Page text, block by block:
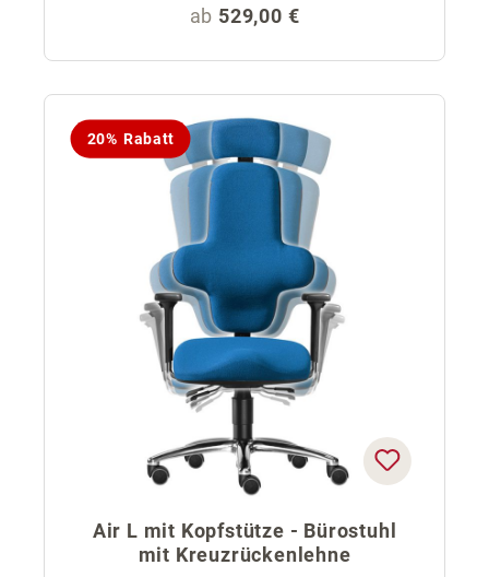
Regulärer Preis:
ab 529,00 €
20% Rabatt
Air L mit Kopfstütze - Bürostuhl
mit Kreuzrückenlehne